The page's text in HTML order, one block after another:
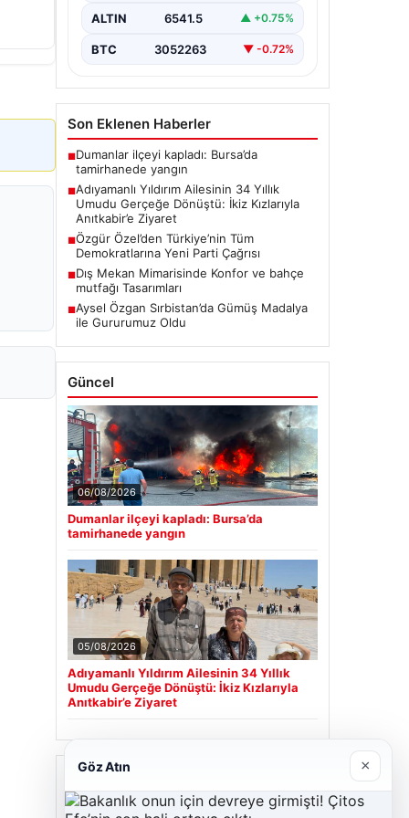
…
ALTIN 6541.5 ▲ +0.75%
BTC 3052263 ▼ -0.72%
Son Eklenen Haberler
■Dumanlar ilçeyi kapladı: Bursa’da
tamirhanede yangın
■Adıyamanlı Yıldırım Ailesinin 34 Yıllık
Umudu Gerçeğe Dönüştü: İkiz Kızlarıyla
Anıtkabir’e Ziyaret
■Özgür Özel’den Türkiye’nin Tüm
Demokratlarına Yeni Parti Çağrısı
■Dış Mekan Mimarisinde Konfor ve bahçe
mutfağı Tasarımları
■Aysel Özgan Sırbistan’da Gümüş Madalya
ile Gururumuz Oldu
Güncel
06/08/2026
Dumanlar ilçeyi kapladı: Bursa’da
tamirhanede yangın
05/08/2026
Adıyamanlı Yıldırım Ailesinin 34 Yıllık
Umudu Gerçeğe Dönüştü: İkiz Kızlarıyla
Anıtkabir’e Ziyaret
Son Eklenen Firmalar
Göz Atın ×